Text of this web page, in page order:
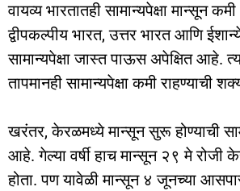
वायव्य भारतातही सामान्यपेक्षा मान्सून
द्वीपकल्पीय भारत, उत्तर भारत आणि
सामान्यपेक्षा जास्त पाऊस अपेक्षित आहे.
तापमानही सामान्यपेक्षा कमी राहण्याची
खरंतर, केरळमध्ये मान्सून सुरू होण्याची
आहे. गेल्या वर्षी हाच मान्सून २९ मे रोजी
होता. पण यावेळी मान्सून ४ जूनच्या